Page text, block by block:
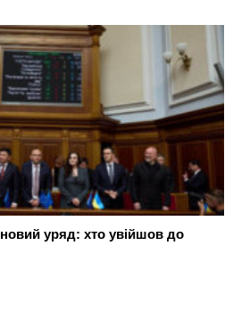
уряд: хто увійшов до